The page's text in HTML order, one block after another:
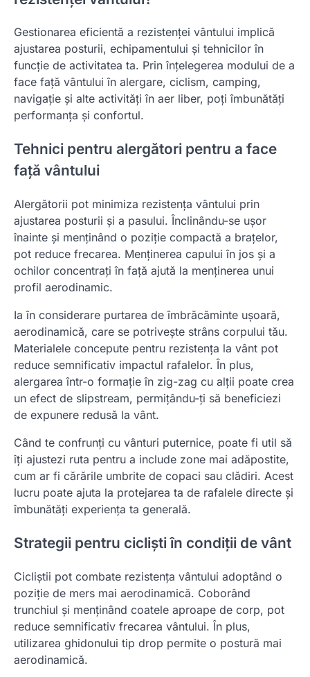
Gestionarea eficientă a rezistenței vântului implică
ajustarea posturii, echipamentului și tehnicilor în
funcție de activitatea ta. Prin înțelegerea modului de a
face față vântului în alergare, ciclism, camping,
navigație și alte activități în aer liber, poți îmbunătăți
performanța și confortul.
Tehnici pentru alergători pentru a face
față vântului
Alergătorii pot minimiza rezistența vântului prin
ajustarea posturii și a pasului. Înclinându-se ușor
înainte și menținând o poziție compactă a brațelor,
pot reduce frecarea. Menținerea capului în jos și a
ochilor concentrați în față ajută la menținerea unui
profil aerodinamic.
Ia în considerare purtarea de îmbrăcăminte ușoară,
aerodinamică, care se potrivește strâns corpului tău.
Materialele concepute pentru rezistența la vânt pot
reduce semnificativ impactul rafalelor. În plus,
alergarea într-o formație în zig-zag cu alții poate crea
un efect de slipstream, permițându-ți să beneficiezi
de expunere redusă la vânt.
Când te confrunți cu vânturi puternice, poate fi util să
îți ajustezi ruta pentru a include zone mai adăpostite,
cum ar fi cărările umbrite de copaci sau clădiri. Acest
lucru poate ajuta la protejarea ta de rafalele directe și
îmbunătăți experiența ta generală.
Strategii pentru cicliști în condiții de vânt
Cicliștii pot combate rezistența vântului adoptând o
poziție de mers mai aerodinamică. Coborând
trunchiul și menținând coatele aproape de corp, pot
reduce semnificativ frecarea vântului. În plus,
utilizarea ghidonului tip drop permite o postură mai
aerodinamică.